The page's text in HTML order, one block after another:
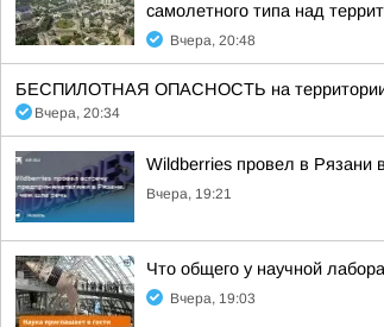
самолетного типа над
Вчера, 20:48
БЕСПИЛОТНАЯ ОПАСНОСТЬ на территории
Вчера, 20:34
Wildberries провел в Рязани
Вчера, 19:21
Что общего у научной
Вчера, 19:03